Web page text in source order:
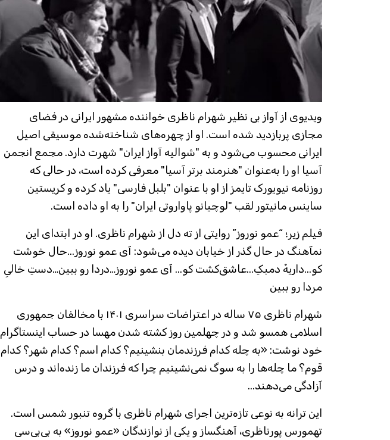
ویدیوی از آواز بی نظیر شهرام ناظری خواننده مشهور ایرانی در فضای
مجازی پربازدید شده است. او از چهره‌های شناخته‌شده موسیقی اصیل
ایرانی محسوب می‌شود و به "شوالیه آواز ایران" شهرت دارد. مجمع انجمن
آسیا او را به‌عنوان "هنرمند برتر آسیا" معرفی کرده است، در حالی که
روزنامه نیویورک تایمز از او با عنوان "بلبل فارسی" یاد کرده و کریستین
ساینس مانیتور لقب "لوچیانو پاواروتی ایران" را به او داده است.
فیلم زیر؛ “عمو نوروز” روایتی از ته دل از شهرام ناظری. او در ابتدای این
نمآهنگ در حال گذر از خیابان دیده می‌شود:‌ آی عمو نوروز...حال خوشت
کو...داریهْ دمبکِ...عاشق‌کشت کو... آی عمو نوروز…دردا رو ببین…دستِ خالیِ
مردا رو ببین
شهرام ناظری ۷۵ ساله در اعتراضات سراسری ۱۴۰۱ با مخالفان جمهوری
اسلامی همسو شد و در چهلمین روز کشته شدن مهسا در حساب اینستاگرام
خود نوشت: «به چله کدام فرزندمان بنشینیم؟ کدام اسم؟ کدام شهر؟ کدام
قوم؟ ما چله‌ها را به سوگ نمی‌نشینیم چرا که فرزندان ما زنده‌اند و درس
آزادگی می‌دهند...
این ترانه به نوعی تازه‌ترین اجرای شهرام ناظری با گروه تنبور شمس است.
تهمورس پورناظری، آهنگساز و یکی از نوازندگان «عمو نوروز» به بی‌بی‌سی